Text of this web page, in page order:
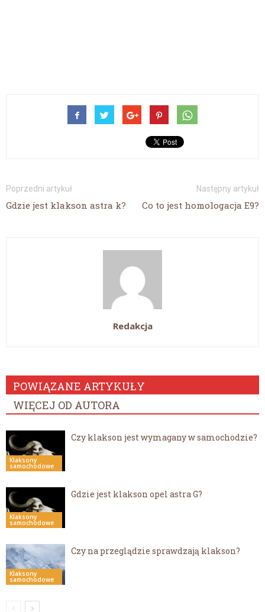
Poprzedni artykuł
Gdzie jest klakson astra k?
Następny artykuł
Co to jest homologacja E9?
Redakcja
POWIĄZANE ARTYKUŁY
WIĘCEJ OD AUTORA
Klaksony
samochodowe
Czy klakson jest wymagany w samochodzie?
Klaksony
samochodowe
Gdzie jest klakson opel astra G?
Klaksony
samochodowe
Czy na przeglądzie sprawdzają klakson?